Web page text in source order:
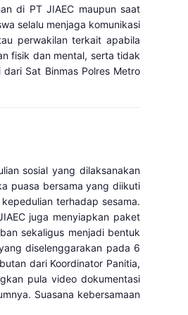
di PT JIAEC maupun saat
selalu menjaga komunikasi
perwakilan terkait apabila
fisik dan mental, serta tidak
Sat Binmas Polres Metro
sosial yang dilaksanakan
puasa bersama yang diikuti
terhadap sesama.
juga menyiapkan paket
sekaligus menjadi bentuk
diselenggarakan pada 6
dari Koordinator Panitia,
pula video dokumentasi
Suasana kebersamaan